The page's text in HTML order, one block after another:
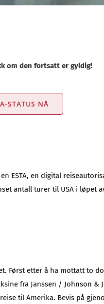
om den fortsatt er gyldig!
STATUS NÅ
ESTA, en digital
antall turer til USA i løpet
Først etter å ha mottatt to
fra Janssen / Johnson
til Amerika. Bevis på